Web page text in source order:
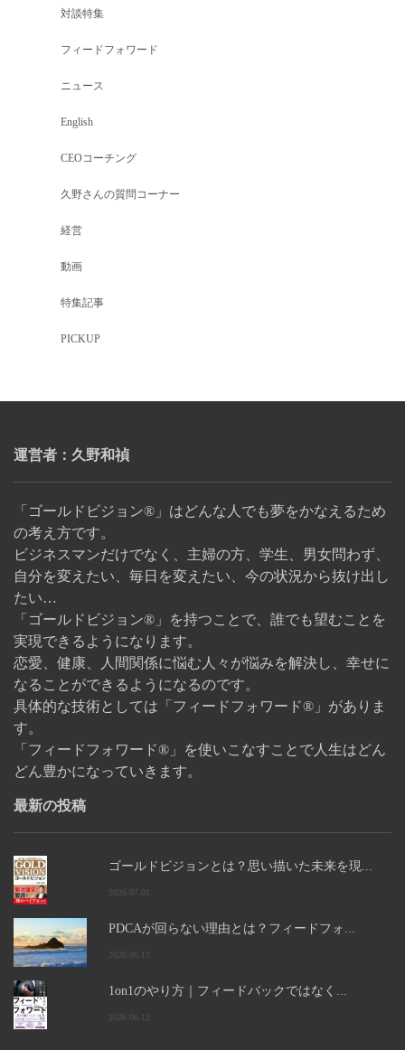
対談特集
フィードフォワード
ニュース
English
CEOコーチング
久野さんの質問コーナー
経営
動画
特集記事
PICKUP
運営者：久野和禎
「ゴールドビジョン®」はどんな人でも夢をかなえるため
の考え方です。
ビジネスマンだけでなく、主婦の方、学生、男女問わず、
自分を変えたい、毎日を変えたい、今の状況から抜け出し
たい…
「ゴールドビジョン®」を持つことで、誰でも望むことを
実現できるようになります。
恋愛、健康、人間関係に悩む人々が悩みを解決し、幸せに
なることができるようになるのです。
具体的な技術としては「フィードフォワード®」がありま
す。
「フィードフォワード®」を使いこなすことで人生はどん
どん豊かになっていきます。
最新の投稿
ゴールドビジョンとは？思い描いた未来を現...
2026.07.01
PDCAが回らない理由とは？フィードフォ...
2026.06.12
1on1のやり方｜フィードバックではなく...
2026.06.12